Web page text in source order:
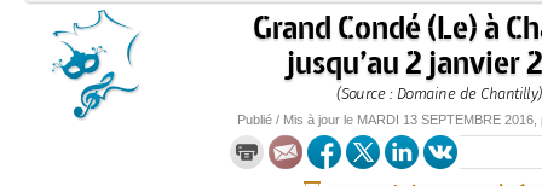
Grand Condé (Le) à
jusqu’au 2 janvier
(Source : Domaine de Chantilly)
Publié / Mis à jour le MARDI 13 SEPTEMBRE 2016,